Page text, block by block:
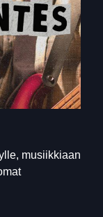
musiikkiaan